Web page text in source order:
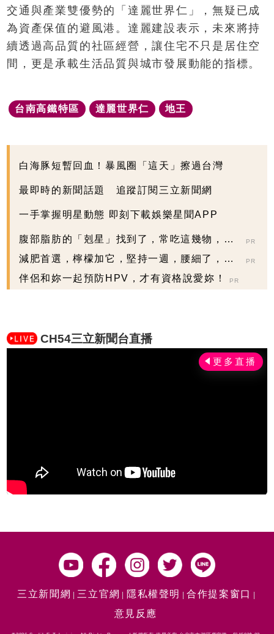
交通與產業雙優勢的「達麗世界仁」，無疑已成
為資產保值的避風港。達麗建設表示，未來將持
續透過高品質的社區經營，讓住宅不只是居住空
間，更是承載生活品質與城市發展動能的指標。
台南高鐵特區 達麗世界仁 地王
白海豚短暫回血！暴風圈「這天」擦過台灣
最即時的新聞話題 追蹤訂閱三立新聞網
一手掌握明星動態 即刻下載娛樂星聞APP
腹部脂肪的「剋星」找到了，常吃這幾物，吃
走大肚囊，瘦出...
PR
減肥首選，檸檬加它，堅持一週，腰細了，瘦
到你懷疑人生
PR
伴侶和妳一起預防HPV，才有資格說愛妳！ PR
CH54三立新聞台直播
三立新聞網 三立官網 隱私權聲明
合作提案窗口
意見反應